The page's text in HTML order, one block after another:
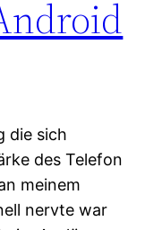
die sich
des Telefon
meinem
nervte war